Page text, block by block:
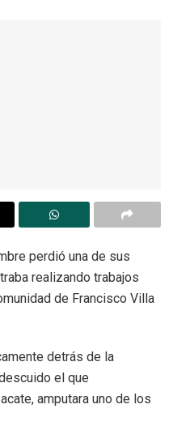
perdió una de sus
realizando trabajos
de Francisco Villa
detrás de la
el que
amputara uno de los